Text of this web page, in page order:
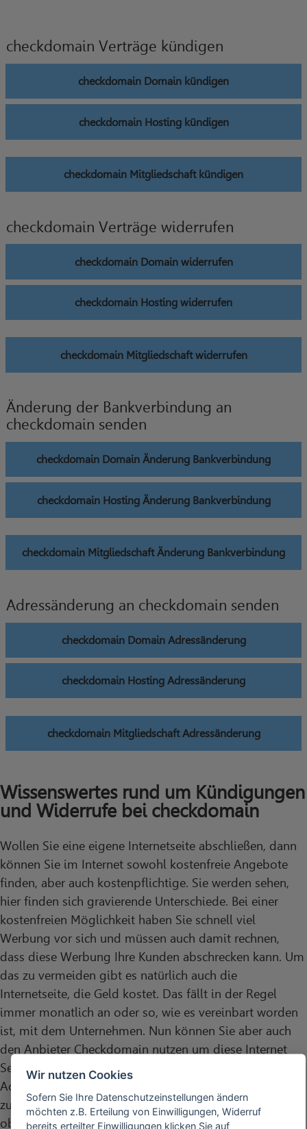
checkdomain Verträge kündigen
checkdomain Domain kündigen
checkdomain Hosting kündigen
checkdomain Mitgliedschaft kündigen
checkdomain Verträge widerrufen
checkdomain Domain widerrufen
checkdomain Hosting widerrufen
checkdomain Mitgliedschaft widerrufen
Änderung der Bankverbindung an
checkdomain senden
checkdomain Domain Änderung Bankverbindung
checkdomain Hosting Änderung Bankverbindung
checkdomain Mitgliedschaft Änderung Bankverbindung
Adressänderung an checkdomain senden
checkdomain Domain Adressänderung
checkdomain Hosting Adressänderung
checkdomain Mitgliedschaft Adressänderung
Wissenswertes rund um Kündigungen
und Widerrufe bei checkdomain
Wollen Sie eine eigene Internetseite abschließen, dann
können Sie im Internet sowohl kostenfreie Angebote
finden, aber auch kostenpflichtige. Sie werden sehen,
hier finden sich gravierende Unterschiede. Bei einer
kostenfreien Möglichkeit haben Sie schnell viel
Werbung vor sich und müssen auch damit rechnen,
dass diese Werbung Ihre Kunden abschrecken kann. Um
das zu vermeiden gibt es natürlich auch die
Internetseite, die Geld kostet. Das fällt in der Regel
immer monatlich an oder so, wie es vereinbart worden
ist, mit dem Unternehmen. Nun können Sie aber auch
den Anbieter Checkdomain nutzen um diese Internet
Seite ab zu schließen. Sie können schnell einen eigenen
Account abschließen. Diesen Account haben Sie schnell
zur Verfügung. Schauen Sie am Besten im Vorfeld nach,
ob Ihre Wunschdomain auch noch frei ist. Denn das
Wir nutzen Cookies
Sofern Sie Ihre Datenschutzeinstellungen ändern
möchten z.B. Erteilung von Einwilligungen, Widerruf
bereits erteilter Einwilligungen klicken Sie auf